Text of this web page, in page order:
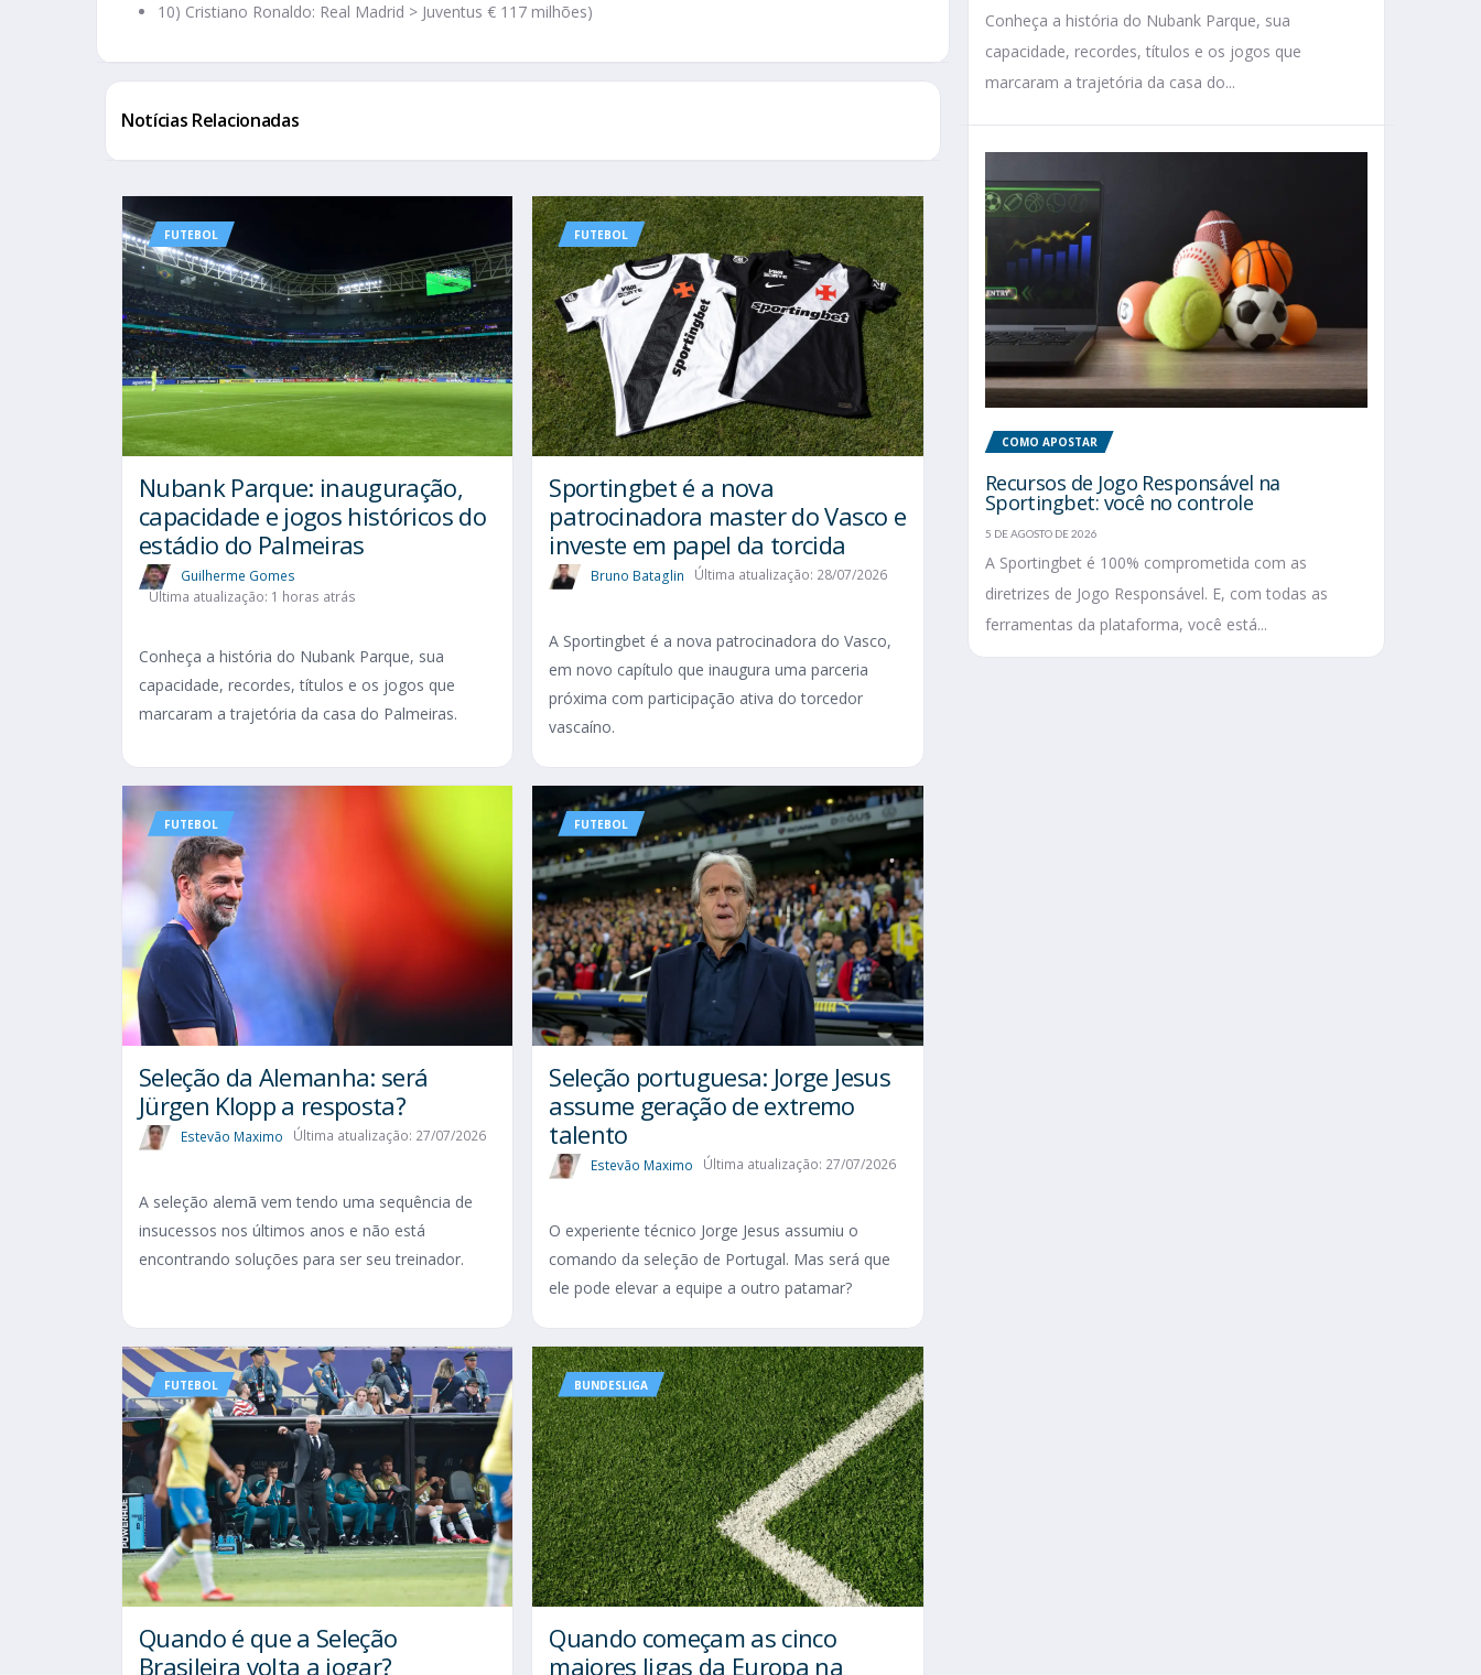
10) Cristiano Ronaldo: Real Madrid > Juventus € 117 milhões)
Notícias Relacionadas
FUTEBOL
Nubank Parque: inauguração,
capacidade e jogos históricos do
estádio do Palmeiras
Guilherme Gomes
Última atualização: 1 horas atrás
Conheça a história do Nubank Parque, sua
capacidade, recordes, títulos e os jogos que
marcaram a trajetória da casa do Palmeiras.
FUTEBOL
Sportingbet é a nova
patrocinadora master do Vasco e
investe em papel da torcida
Bruno Bataglin Última atualização: 28/07/2026
A Sportingbet é a nova patrocinadora do Vasco,
em novo capítulo que inaugura uma parceria
próxima com participação ativa do torcedor
vascaíno.
FUTEBOL
Seleção da Alemanha: será
Jürgen Klopp a resposta?
Estevão Maximo Última atualização: 27/07/2026
A seleção alemã vem tendo uma sequência de
insucessos nos últimos anos e não está
encontrando soluções para ser seu treinador.
FUTEBOL
Seleção portuguesa: Jorge Jesus
assume geração de extremo
talento
Estevão Maximo Última atualização: 27/07/2026
O experiente técnico Jorge Jesus assumiu o
comando da seleção de Portugal. Mas será que
ele pode elevar a equipe a outro patamar?
FUTEBOL
Quando é que a Seleção
Brasileira volta a jogar?
BUNDESLIGA
Quando começam as cinco
maiores ligas da Europa na
Conheça a história do Nubank Parque, sua
capacidade, recordes, títulos e os jogos que
marcaram a trajetória da casa do...
COMO APOSTAR
Recursos de Jogo Responsável na
Sportingbet: você no controle
5 DE AGOSTO DE 2026
A Sportingbet é 100% comprometida com as
diretrizes de Jogo Responsável. E, com todas as
ferramentas da plataforma, você está...